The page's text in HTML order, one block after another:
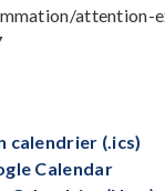
attention-
calendrier (.ics)
Calendar